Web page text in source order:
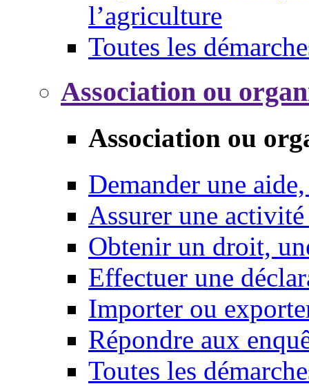
l’agriculture
Toutes les
Association ou
Association ou
Demander une
Assurer une
Obtenir un droit,
Effectuer une
Importer ou
Répondre aux
Toutes les